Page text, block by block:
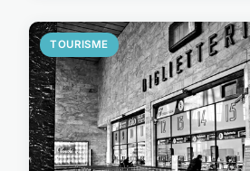
TOURISME